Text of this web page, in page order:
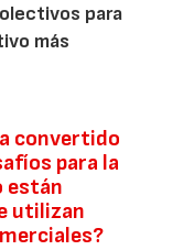
para
más
convertido
para la
están
utilizan